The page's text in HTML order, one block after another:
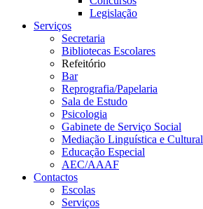
Legislação
Serviços
Secretaria
Bibliotecas Escolares
Refeitório
Bar
Reprografia/Papelaria
Sala de Estudo
Psicologia
Gabinete de Serviço Social
Mediação Linguística e Cultural
Educação Especial
AEC/AAAF
Contactos
Escolas
Serviços